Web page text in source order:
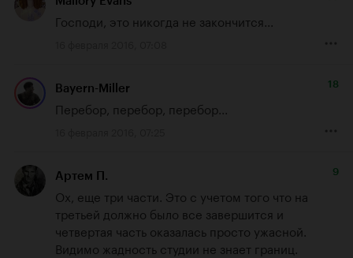
Господи, это никогда не закончится...
Bayern-Miller 18
Перебор, перебор, перебор...
Артем П. 9
Ох, еще три части. Это с учетом того что на
третьей должно было все завершится и
четвертая часть оказалась просто ужасной.
Видимо жадность студии не знает границ.